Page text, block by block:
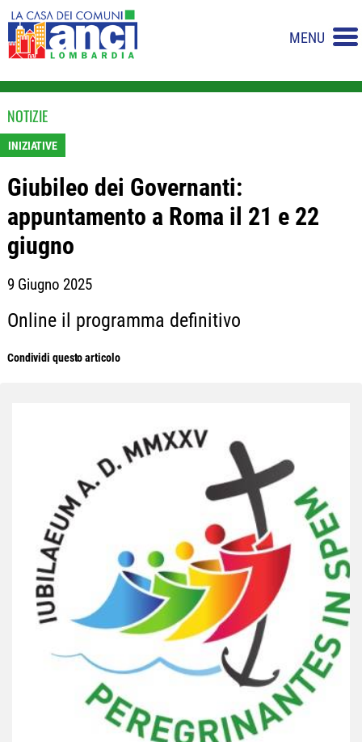
MENU
NOTIZIE
INIZIATIVE
Giubileo dei Governanti:
appuntamento a Roma il 21 e 22
giugno
9 Giugno 2025
Online il programma definitivo
Condividi questo articolo